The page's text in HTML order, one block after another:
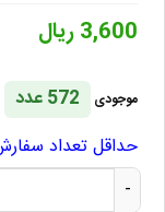
3,600 ریال
موجودی
572 عدد
حداقل تعداد سفارش
-